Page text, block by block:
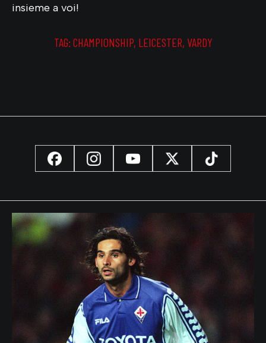
insieme a voi!
TAG: CHAMPIONSHIP, LEICESTER, VARDY